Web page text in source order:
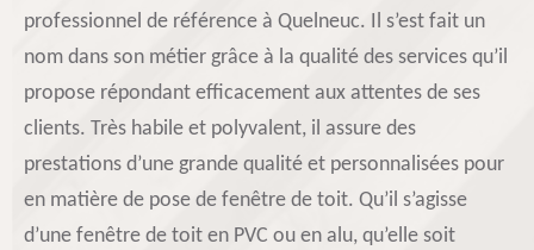
professionnel de référence à Quelneuc. Il s’est fait un
nom dans son métier grâce à la qualité des services qu’il
propose répondant efficacement aux attentes de ses
clients. Très habile et polyvalent, il assure des
prestations d’une grande qualité et personnalisées pour
en matière de pose de fenêtre de toit. Qu’il s’agisse
d’une fenêtre de toit en PVC ou en alu, qu’elle soit